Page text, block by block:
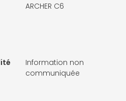
ARCHER C6
Information non
communiquée